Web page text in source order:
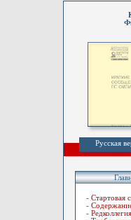
Русская
- Стартовая
-
- Редколлегия